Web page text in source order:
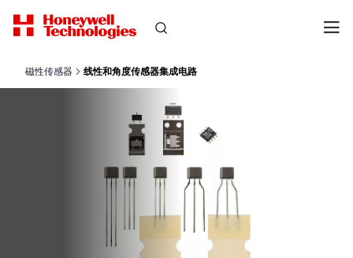
磁性传感器 线性和角度传感器集成电路